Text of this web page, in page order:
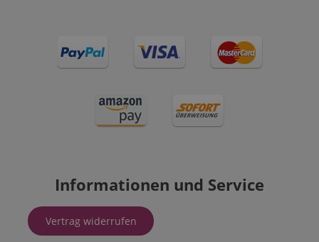
Informationen und Service
Vertrag widerrufen